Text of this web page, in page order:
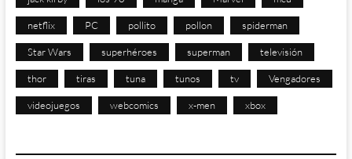
netflix PC pollito pollon spiderman
Star Wars superhéroes superman televisión
thor tiras tuna tunos tv Vengadores
videojuegos webcomics x-men xbox